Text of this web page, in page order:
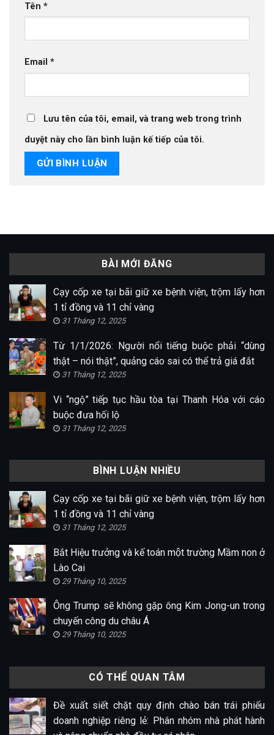
Tên *
Email *
Lưu tên của tôi, email, và trang web trong trình
duyệt này cho lần bình luận kế tiếp của tôi.
BÀI MỚI ĐĂNG
Cạy cốp xe tại bãi giữ xe bệnh viện, trộm lấy hơn
1 tỉ đồng và 11 chỉ vàng
31 Tháng 12, 2025
Từ 1/1/2026: Người nổi tiếng buộc phải “dùng
thật – nói thật”, quảng cáo sai có thể trả giá đắt
31 Tháng 12, 2025
Vi “ngộ” tiếp tục hầu tòa tại Thanh Hóa với cáo
buộc đưa hối lộ
31 Tháng 12, 2025
BÌNH LUẬN NHIỀU
Cạy cốp xe tại bãi giữ xe bệnh viện, trộm lấy hơn
1 tỉ đồng và 11 chỉ vàng
31 Tháng 12, 2025
Bắt Hiệu trưởng và kế toán một trường Mầm non ở
Lào Cai
29 Tháng 10, 2025
Ông Trump sẽ không gặp ông Kim Jong-un trong
chuyến công du châu Á
29 Tháng 10, 2025
CÓ THỂ QUAN TÂM
Đề xuất siết chặt quy định chào bán trái phiếu
doanh nghiệp riêng lẻ: Phân nhóm nhà phát hành